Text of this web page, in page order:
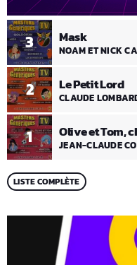
1 Olive et Tom,
JEAN-CLAUDE
2 Le Petit Lord
CLAUDE
3 Mask
NOAM ET NICK
LISTE COMPLÈTE